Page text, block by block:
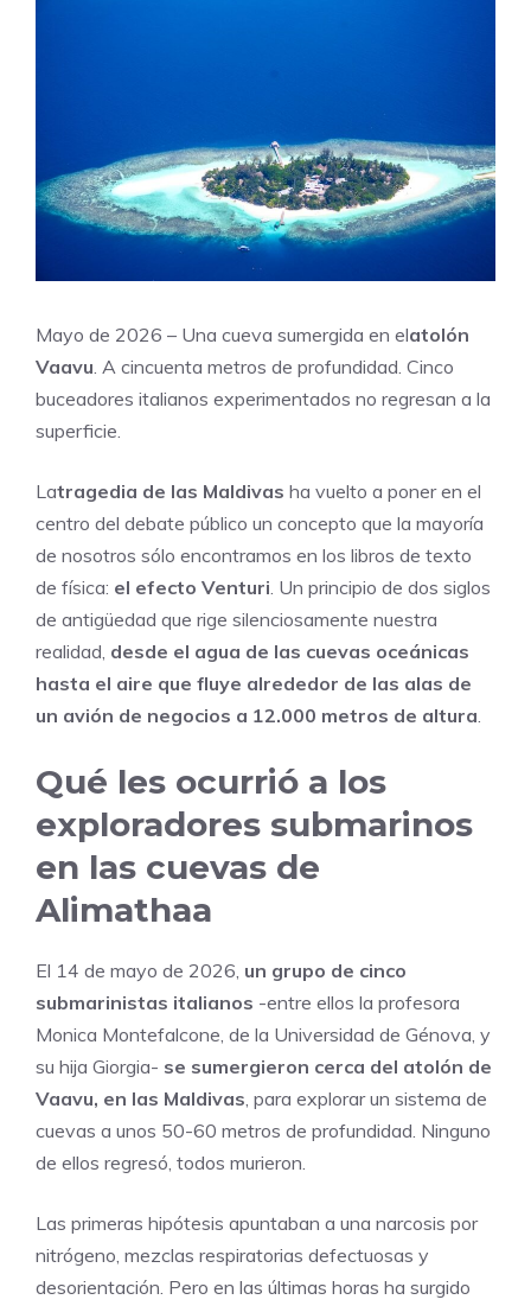
Mayo de 2026 – Una cueva sumergida en elatolón
Vaavu. A cincuenta metros de profundidad. Cinco
buceadores italianos experimentados no regresan a la
superficie.
Latragedia de las Maldivas ha vuelto a poner en el
centro del debate público un concepto que la mayoría
de nosotros sólo encontramos en los libros de texto
de física: el efecto Venturi. Un principio de dos siglos
de antigüedad que rige silenciosamente nuestra
realidad, desde el agua de las cuevas oceánicas
hasta el aire que fluye alrededor de las alas de
un avión de negocios a 12.000 metros de altura.
Qué les ocurrió a los
exploradores submarinos
en las cuevas de
Alimathaa
El 14 de mayo de 2026, un grupo de cinco
submarinistas italianos -entre ellos la profesora
Monica Montefalcone, de la Universidad de Génova, y
su hija Giorgia- se sumergieron cerca del atolón de
Vaavu, en las Maldivas, para explorar un sistema de
cuevas a unos 50-60 metros de profundidad. Ninguno
de ellos regresó, todos murieron.
Las primeras hipótesis apuntaban a una narcosis por
nitrógeno, mezclas respiratorias defectuosas y
desorientación. Pero en las últimas horas ha surgido